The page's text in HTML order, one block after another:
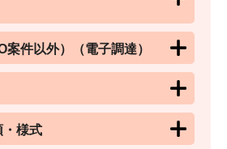
案件以外）（電子調達）
・様式